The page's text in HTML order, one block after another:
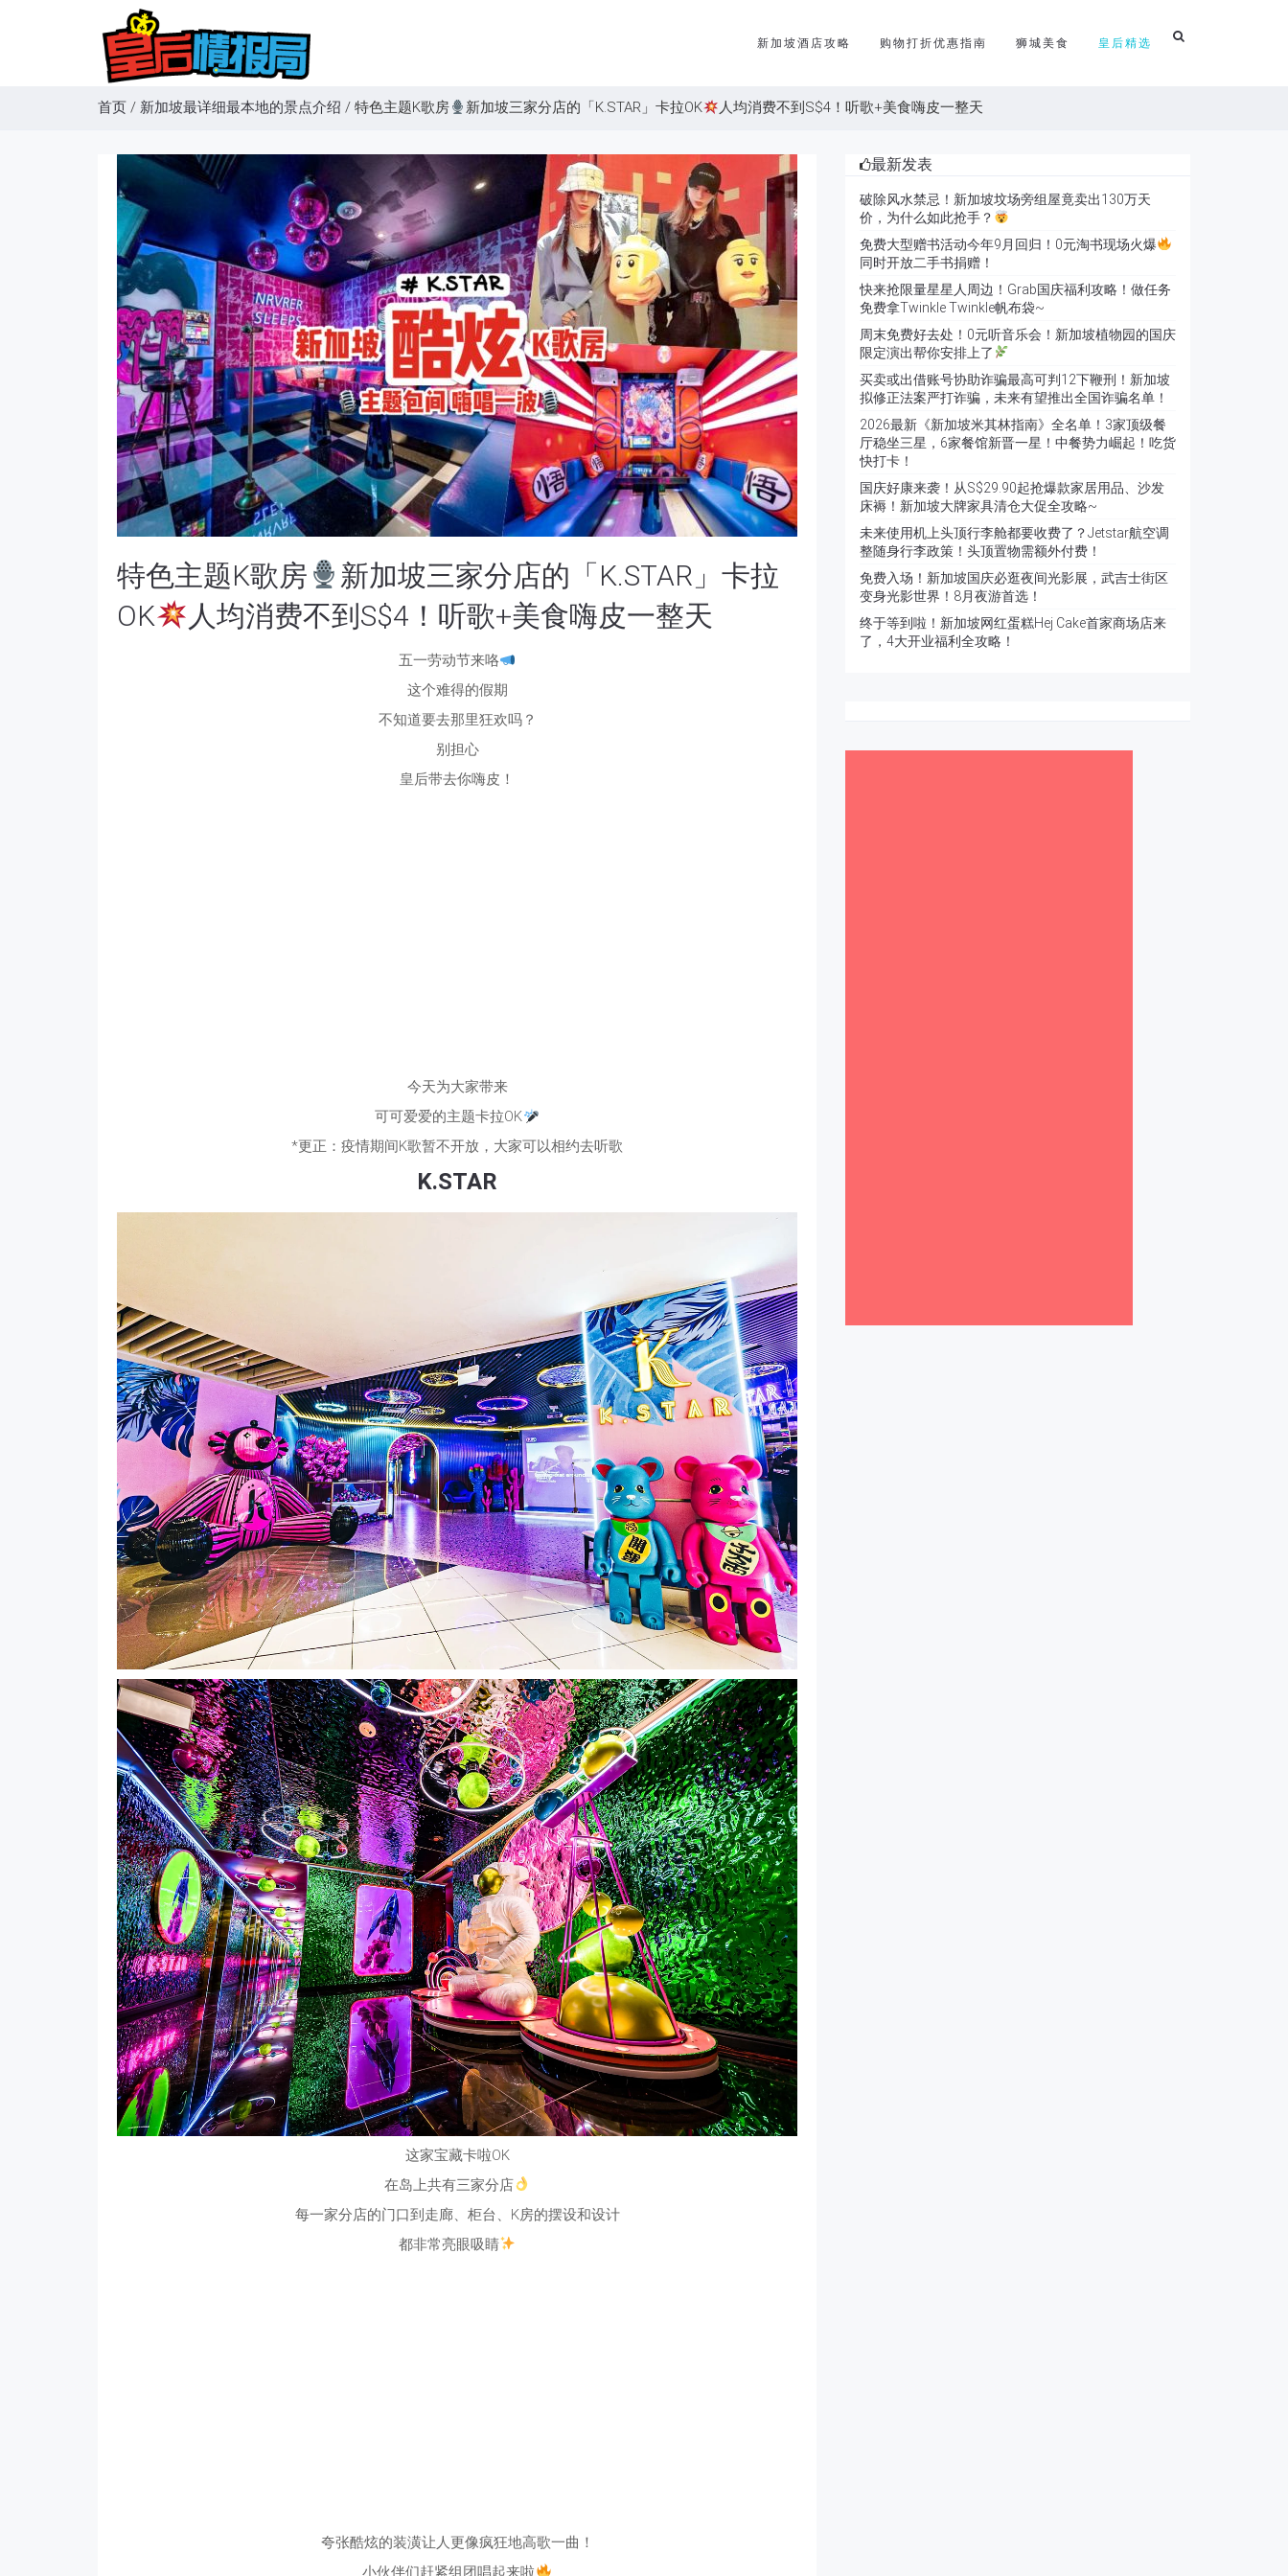
新加坡酒店攻略 购物打折优惠指南 狮城美食 皇后精选
首页 / 新加坡最详细最本地的景点介绍 / 特色主题K歌房 新加坡三家分店的「K.STAR」卡拉OK 人均消费不到S$4！听歌+美食嗨皮一整天
特色主题K歌房
新加坡三家分店的「K.STAR」卡拉
OK
人均消费不到S$4！听歌+美食嗨皮一整天
五一劳动节来咯
这个难得的假期
不知道要去那里狂欢吗？
别担心
皇后带去你嗨皮！
今天为大家带来
可可爱爱的主题卡拉OK
*更正：疫情期间K歌暂不开放，大家可以相约去听歌
K.STAR
这家宝藏卡啦OK
在岛上共有三家分店
每一家分店的门口到走廊、柜台、K房的摆设和设计
都非常亮眼吸睛
夸张酷炫的装潢让人更像疯狂地高歌一曲！
小伙伴们赶紧组团唱起来啦
最新发表
破除风水禁忌！新加坡坟场旁组屋竟卖出130万天
价，为什么如此抢手？
免费大型赠书活动今年9月回归！0元淘书现场火爆
同时开放二手书捐赠！
快来抢限量星星人周边！Grab国庆福利攻略！做任务
免费拿Twinkle Twinkle帆布袋~
周末免费好去处！0元听音乐会！新加坡植物园的国庆
限定演出帮你安排上了
买卖或出借账号协助诈骗最高可判12下鞭刑！新加坡
拟修正法案严打诈骗，未来有望推出全国诈骗名单！
2026最新《新加坡米其林指南》全名单！3家顶级餐
厅稳坐三星，6家餐馆新晋一星！中餐势力崛起！吃货
快打卡！
国庆好康来袭！从S$29.90起抢爆款家居用品、沙发
床褥！新加坡大牌家具清仓大促全攻略~
未来使用机上头顶行李舱都要收费了？Jetstar航空调
整随身行李政策！头顶置物需额外付费！
免费入场！新加坡国庆必逛夜间光影展，武吉士街区
变身光影世界！8月夜游首选！
终于等到啦！新加坡网红蛋糕Hej Cake首家商场店来
了，4大开业福利全攻略！